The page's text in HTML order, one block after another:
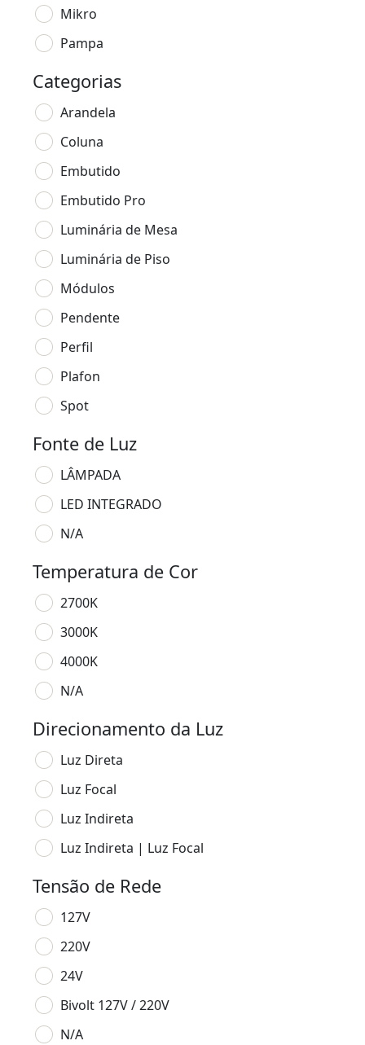
Mikro
Pampa
Categorias
Arandela
Coluna
Embutido
Embutido Pro
Luminária de Mesa
Luminária de Piso
Módulos
Pendente
Perfil
Plafon
Spot
Fonte de Luz
LÂMPADA
LED INTEGRADO
N/A
Temperatura de Cor
2700K
3000K
4000K
N/A
Direcionamento da Luz
Luz Direta
Luz Focal
Luz Indireta
Luz Indireta | Luz Focal
Tensão de Rede
127V
220V
24V
Bivolt 127V / 220V
N/A